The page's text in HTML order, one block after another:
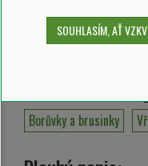
Možnosti odeslání:
dovezeme my
Zařazeno v
Borůvky a brusinky
SOUHLASÍM, AŤ